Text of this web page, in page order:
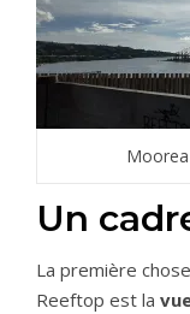
Un
La première
Reeftop est la